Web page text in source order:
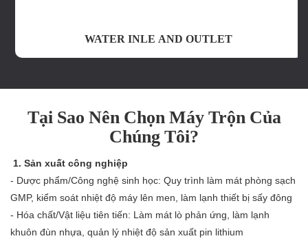
WATER INLE AND OUTLET
Tại Sao Nên Chọn Máy Trộn Của
Chúng Tôi?
1. Sản xuất công nghiệp
- Dược phẩm/Công nghệ sinh học: Quy trình làm mát phòng sạch
GMP, kiểm soát nhiệt độ máy lên men, làm lạnh thiết bị sấy đông
- Hóa chất/Vật liệu tiên tiến: Làm mát lò phản ứng, làm lạnh
khuôn đùn nhựa, quản lý nhiệt độ sản xuất pin lithium